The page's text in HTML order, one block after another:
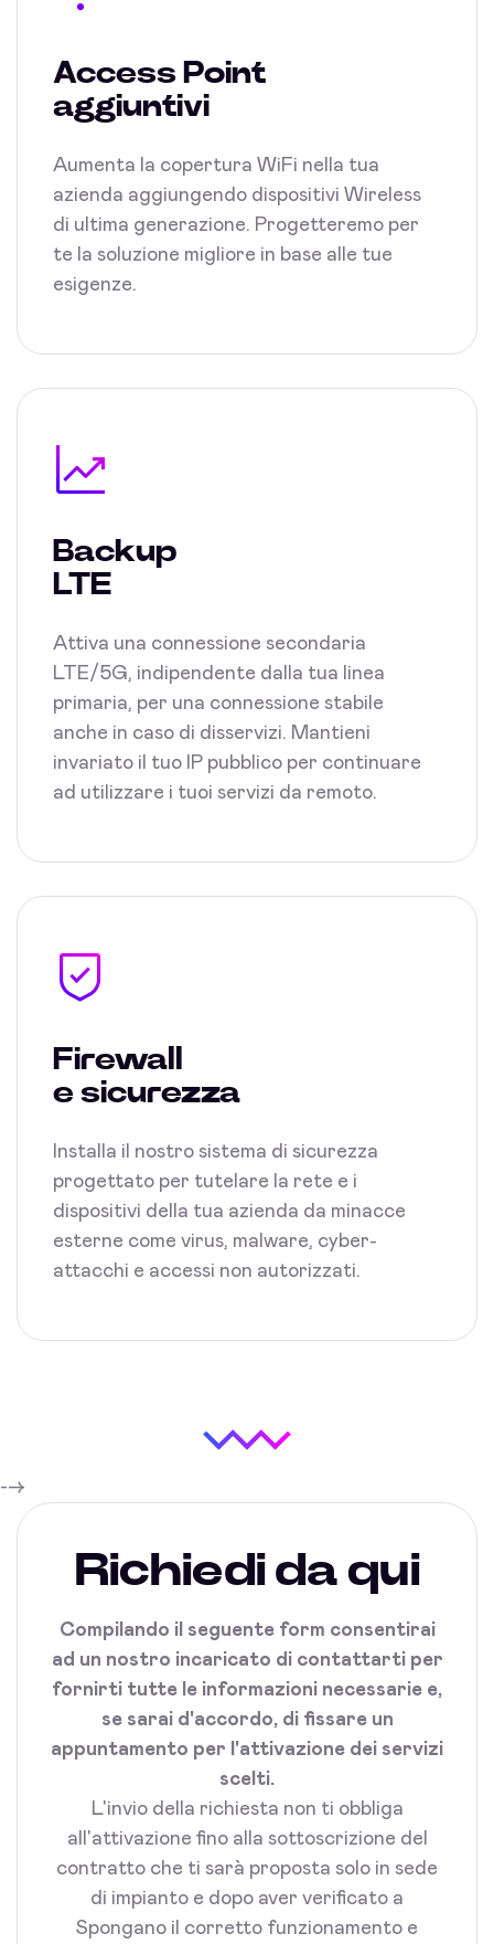
Access Point
aggiuntivi
Aumenta la copertura WiFi nella tua
azienda aggiungendo dispositivi Wireless
di ultima generazione. Progetteremo per
te la soluzione migliore in base alle tue
esigenze.
Backup
LTE
Attiva una connessione secondaria
LTE/5G, indipendente dalla tua linea
primaria, per una connessione stabile
anche in caso di disservizi. Mantieni
invariato il tuo IP pubblico per continuare
ad utilizzare i tuoi servizi da remoto.
Firewall
e sicurezza
Installa il nostro sistema di sicurezza
progettato per tutelare la rete e i
dispositivi della tua azienda da minacce
esterne come virus, malware, cyber-
attacchi e accessi non autorizzati.
-->
Richiedi da qui
Compilando il seguente form consentirai
ad un nostro incaricato di contattarti per
fornirti tutte le informazioni necessarie e,
se sarai d'accordo, di fissare un
appuntamento per l'attivazione dei servizi
scelti.
L'invio della richiesta non ti obbliga
all'attivazione fino alla sottoscrizione del
contratto che ti sarà proposta solo in sede
di impianto e dopo aver verificato a
Spongano il corretto funzionamento e